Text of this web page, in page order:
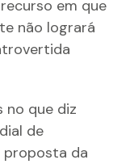
em que
não logrará
no que diz
de
proposta da